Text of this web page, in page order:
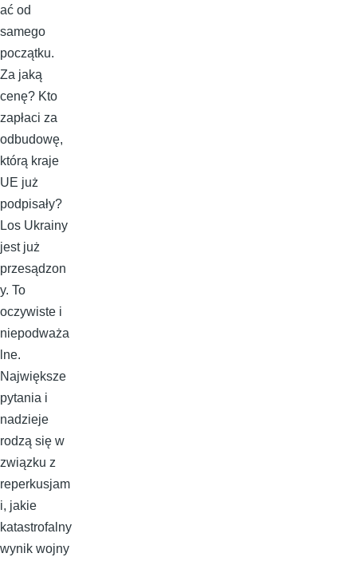
ać od
samego
początku.
Za jaką
cenę? Kto
zapłaci za
odbudowę,
którą kraje
UE już
podpisały?
Los Ukrainy
jest już
przesądzon
y. To
oczywiste i
niepodważa
lne.
Największe
pytania i
nadzieje
rodzą się w
związku z
reperkusjam
i, jakie
katastrofalny
wynik wojny